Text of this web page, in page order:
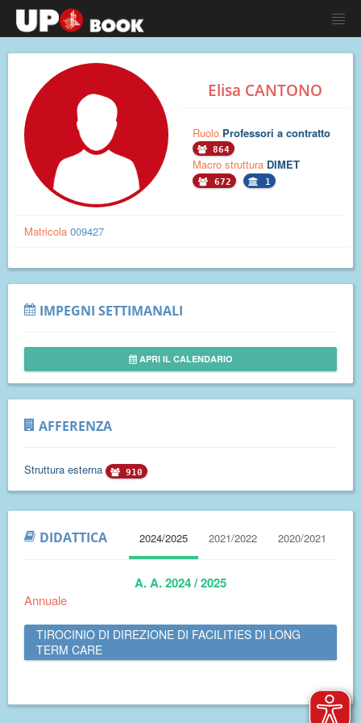
Elisa CANTONO
Ruolo Professori a contratto
864
Macro struttura DIMET
672 1
Matricola 009427
IMPEGNI SETTIMANALI
APRI IL CALENDARIO
AFFERENZA
Struttura esterna 910
DIDATTICA 2024/2025 2021/2022 2020/2021
A. A. 2024 / 2025
Annuale
TIROCINIO DI DIREZIONE DI FACILITIES DI LONG
TERM CARE